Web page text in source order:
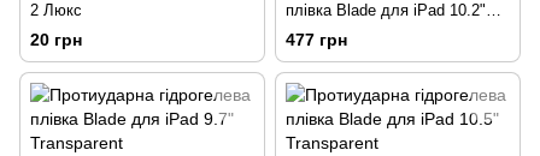
2 Люкс
20 грн
плівка Blade для iPad 10.2"
Transparent
477 грн